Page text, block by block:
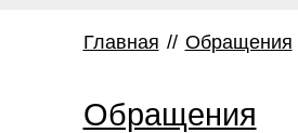
Главная // Обращения
Обращения